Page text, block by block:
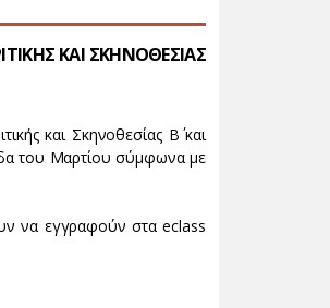
ΚΑΙ ΣΚΗΝΟΘΕΣΙΑΣ
και Σκηνοθεσίας Β΄ και
του Μαρτίου σύμφωνα με
να εγγραφούν στα eclass